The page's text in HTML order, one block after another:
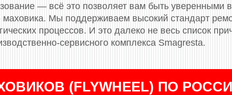
— всё это позволяет вам быть уверенными в
Мы поддерживаем высокий стандарт
процессов. И это далеко не весь список
сервисного комплекса Smagresta.
(FLYWHEEL) ПО